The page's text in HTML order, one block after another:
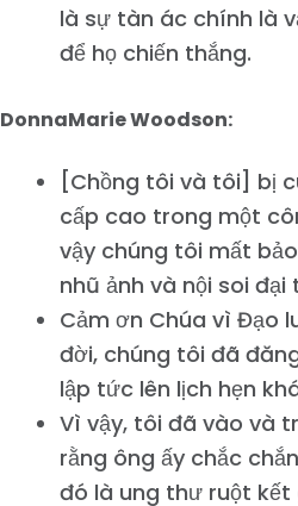
là sự tàn ác chính là
để họ chiến thắng.
DonnaMarie Woodson:
[Chồng tôi và tôi] bị
cấp cao trong một
vậy chúng tôi mất
nhũ ảnh và nội soi đại
Cảm ơn Chúa vì Đạo
đời, chúng tôi đã
lập tức lên lịch hẹn
Vì vậy, tôi đã vào và
rằng ông ấy chắc
đó là ung thư ruột kết